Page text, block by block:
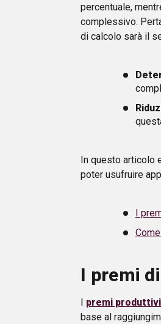
percentuale,
complessivo.
di calcolo sarà il
In questo articolo
poter usufruire
I
I premi
I premi
base al